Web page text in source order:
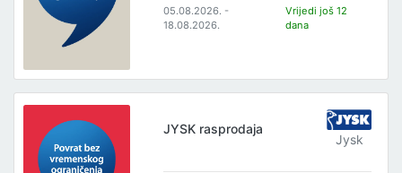
05.08.2026. -
18.08.2026.
Vrijedi još 12
dana
JYSK rasprodaja
Jysk